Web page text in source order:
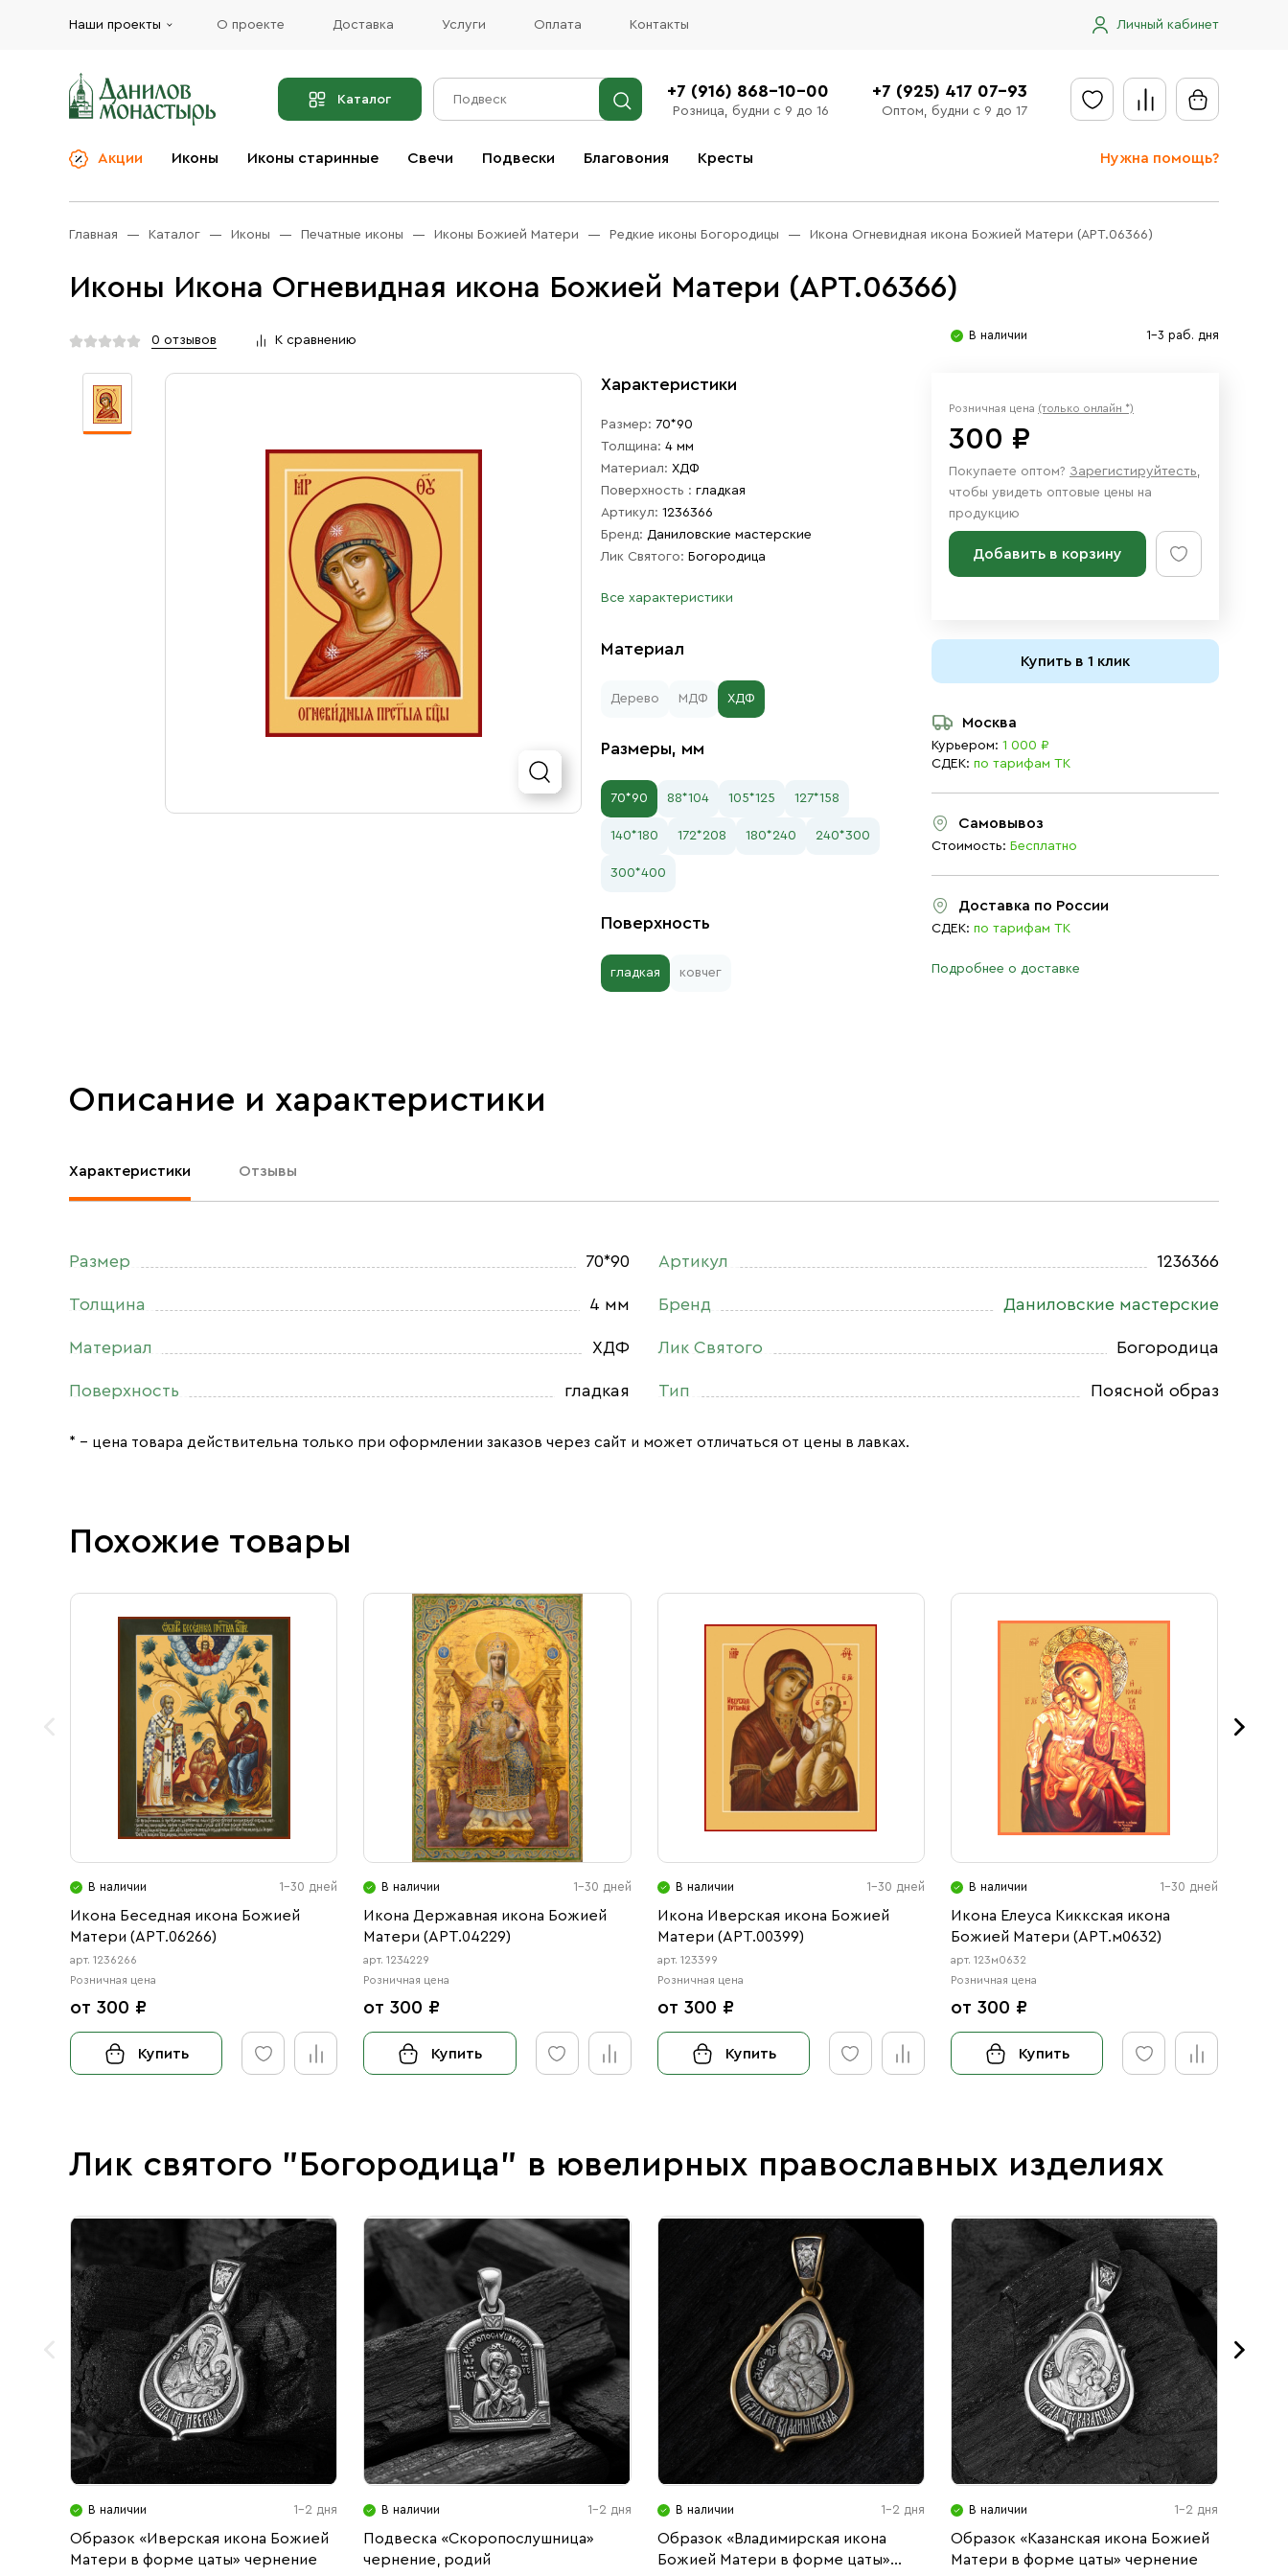
Наши проекты О проекте Доставка Услуги Оплата Контакты Личный кабинет
Каталог +7 (916) 868-10-00
Розница, будни с 9 до 16
+7 (925) 417 07-93
Оптом, будни с 9 до 17
Акции Иконы Иконы старинные Свечи Подвески Благовония Кресты Нужна помощь?
Отправить заявку
Церковная утварь
Иконы
Ювелирные изделия
Бренды
Услуги
Главная Каталог Иконы Печатные иконы Иконы Божией Матери Редкие иконы Богородицы Икона Огневидная икона Божией Матери (АРТ.06366)
Иконы Икона Огневидная икона Божией Матери (АРТ.06366)
0 отзывов К сравнению В наличии 1-3 раб. дня
Характеристики
Размер: 70*90
Толщина: 4 мм
Материал: ХДФ
Поверхность : гладкая
Артикул: 1236366
Бренд: Даниловские мастерские
Лик Святого: Богородица
Все характеристики
Материал
Дерево МДФ ХДФ
Размеры, мм
70*90 88*104 105*125 127*158
140*180 172*208 180*240 240*300
300*400
Поверхность
гладкая ковчег
Розничная цена (только онлайн *)
300 ₽
Покупаете оптом? Зарегистируйтесть,
чтобы увидеть оптовые цены на
продукцию
Добавить в корзину
Купить в 1 клик
Москва
Курьером: 1 000 ₽
СДЕК: по тарифам ТК
Самовывоз
Стоимость: Бесплатно
Доставка по России
СДЕК: по тарифам ТК
Подробнее о доставке
Описание и характеристики
Характеристики Отзывы
Размер 70*90
Толщина 4 мм
Материал ХДФ
Поверхность гладкая
Артикул 1236366
Бренд Даниловские мастерские
Лик Святого Богородица
Тип Поясной образ
* – цена товара действительна только при оформлении заказов через сайт и может отличаться от цены в лавках.
Похожие товары
В наличии 1-30 дней
Икона Беседная икона Божией
Матери (АРТ.06266)
арт. 1236266
Розничная цена
от 300 ₽
Купить
В наличии 1-30 дней
Икона Державная икона Божией
Матери (АРТ.04229)
арт. 1234229
Розничная цена
от 300 ₽
Купить
В наличии 1-30 дней
Икона Иверская икона Божией
Матери (АРТ.00399)
арт. 123399
Розничная цена
от 300 ₽
Купить
В наличии 1-30 дней
Икона Елеуса Киккская икона
Божией Матери (АРТ.м0632)
арт. 123м0632
Розничная цена
от 300 ₽
Купить
Лик святого "Богородица" в ювелирных православных изделиях
В наличии 1-2 дня
Образок «Иверская икона Божией
Матери в форме цаты» чернение
В наличии 1-2 дня
Подвеска «Скоропослушница»
чернение, родий
В наличии 1-2 дня
Образок «Владимирская икона
Божией Матери в форме цаты»
В наличии 1-2 дня
Образок «Казанская икона Божией
Матери в форме цаты» чернение